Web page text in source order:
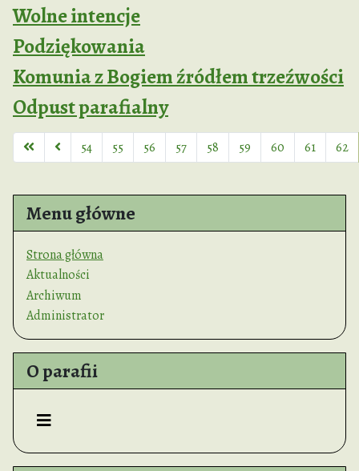
Menu główne
Strona główna
Aktualności
Archiwum
Administrator
O parafii
Wolne intencje
Podziękowania
Komunia z Bogiem źródłem trzeźwości
Odpust parafialny
Strona 63 z 63
54 55 56 57 58 59 60 61 62